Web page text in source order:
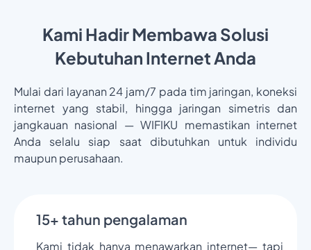
Kami Hadir Membawa Solusi
Kebutuhan Internet Anda
Mulai dari layanan 24 jam/7 pada tim jaringan, koneksi
internet yang stabil, hingga jaringan simetris dan
jangkauan nasional — WIFIKU memastikan internet
Anda selalu siap saat dibutuhkan untuk individu
maupun perusahaan.
15+ tahun pengalaman
Kami tidak hanya menawarkan internet— tapi